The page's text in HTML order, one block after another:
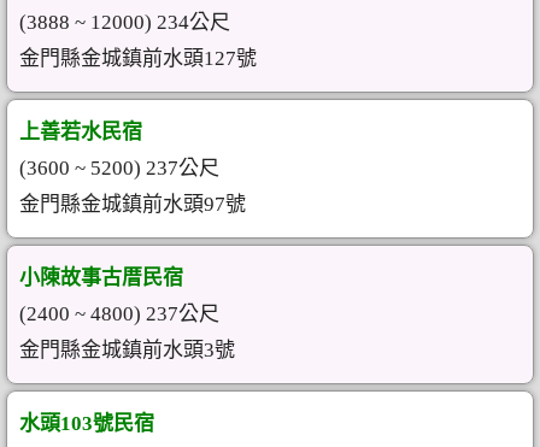
(3888 ~ 12000) 234公尺
金門縣金城鎮前水頭127號
上善若水民宿
(3600 ~ 5200) 237公尺
金門縣金城鎮前水頭97號
小陳故事古厝民宿
(2400 ~ 4800) 237公尺
金門縣金城鎮前水頭3號
水頭103號民宿